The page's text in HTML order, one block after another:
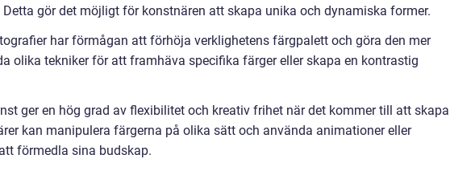
gör det möjligt för konstnären att skapa unika och dynamiska former.
har förmågan att förhöja verklighetens färgpalett och göra den mer
olika tekniker för att framhäva specifika färger eller skapa en kontrastig
ger en hög grad av flexibilitet och kreativ frihet när det kommer till att skapa
kan manipulera färgerna på olika sätt och använda animationer eller
förmedla sina budskap.